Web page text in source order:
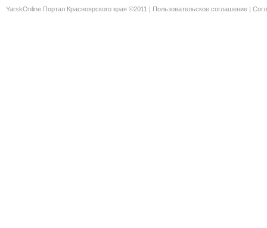
YarskOnline Портал Красноярского края ©2011 | Пользовательское соглашение |